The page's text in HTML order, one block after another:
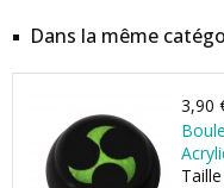
Dans la même
3,90